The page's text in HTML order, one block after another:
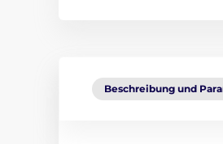
Beschreibung und